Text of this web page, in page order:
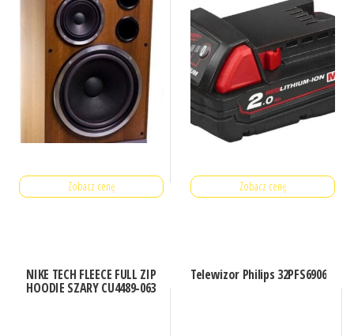
Zobacz cenę Zobacz cenę
NIKE TECH FLEECE FULL ZIP
HOODIE SZARY CU4489-063
Telewizor Philips 32PFS6906